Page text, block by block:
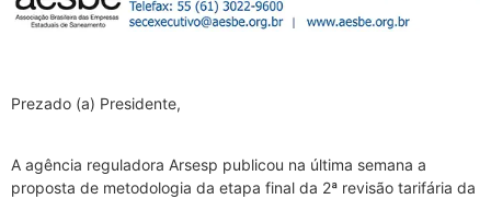
Prezado (a) Presidente,
A agência reguladora Arsesp publicou na última semana a
proposta de metodologia da etapa final da 2ª revisão tarifária da